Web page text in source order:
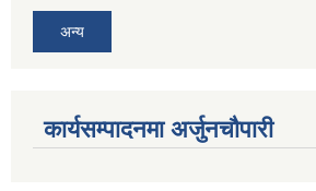
अन्य
कार्यसम्पादनमा अर्जुनचौपारी